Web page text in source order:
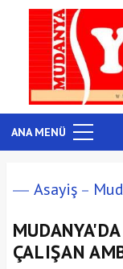
ANA MENÜ
Asayiş
ÇALIŞAN